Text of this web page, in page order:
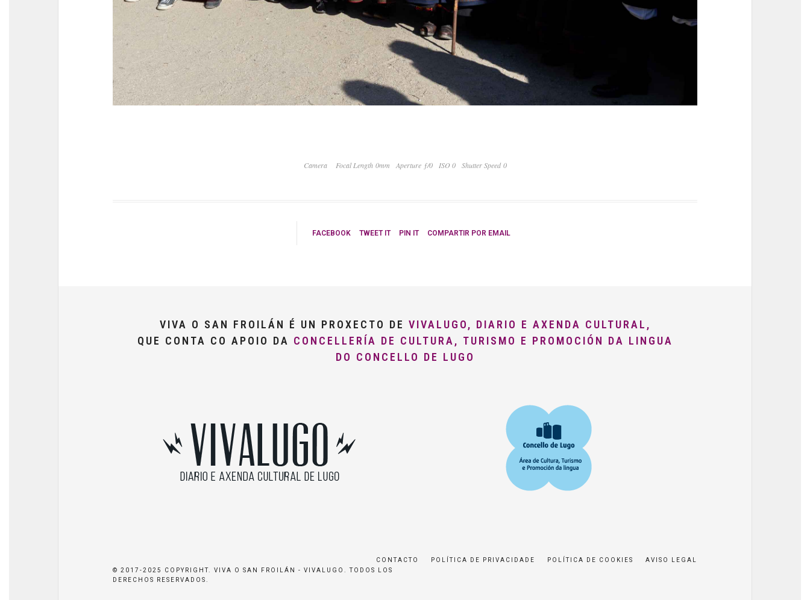
Camera Focal Length 0mm Aperture ƒ/0 ISO 0 Shutter Speed 0
FACEBOOK TWEET IT PIN IT COMPARTIR POR EMAIL
VIVA O SAN FROILÁN É UN PROXECTO DE VIVALUGO, DIARIO E AXENDA CULTURAL,
QUE CONTA CO APOIO DA CONCELLERÍA DE CULTURA, TURISMO E PROMOCIÓN DA LINGUA
DO CONCELLO DE LUGO
CONTACTO POLÍTICA DE PRIVACIDADE POLÍTICA DE COOKIES
AVISO LEGAL
© 2017-2025 COPYRIGHT. VIVA O SAN FROILÁN - VIVALUGO. TODOS LOS
DERECHOS RESERVADOS.